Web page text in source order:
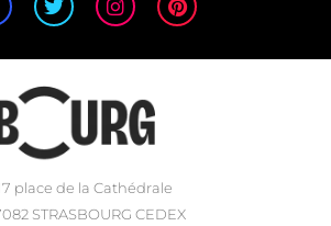
place de la Cathédrale
STRASBOURG CEDEX